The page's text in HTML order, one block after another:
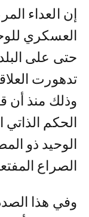
إن العداء
العسكري
حتى على
تدهورت
وذلك منذ أن
الحكم
الوحيد ذو
الصراع
وفي هذا